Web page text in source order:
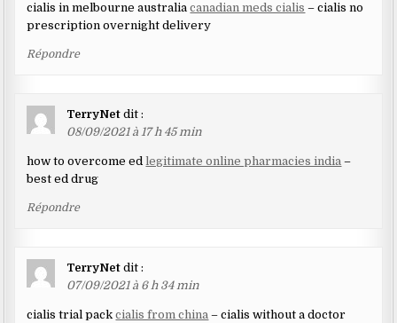
cialis in melbourne australiacanadian meds cialis – cialis no
prescription overnight delivery
Répondre
TerryNet dit :
08/09/2021 à 17 h 45 min
how to overcome ed legitimate online pharmacies india –
best ed drug
Répondre
TerryNet dit :
07/09/2021 à 6 h 34 min
cialis trial packcialis from china – cialis without a doctor